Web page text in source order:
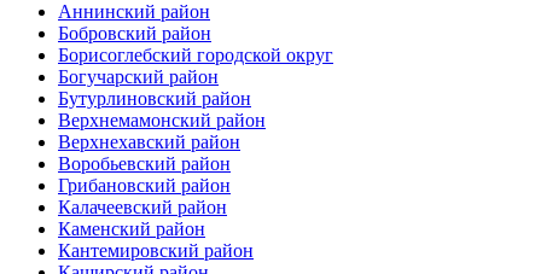
Аннинский район
Бобровский район
Борисоглебский городской округ
Богучарский район
Бутурлиновский район
Верхнемамонский район
Верхнехавский район
Воробьевский район
Грибановский район
Калачеевский район
Каменский район
Кантемировский район